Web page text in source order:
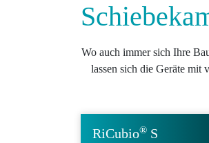
Wo auch immer sich Ihre
lassen sich die Geräte mit
RiCubio® S